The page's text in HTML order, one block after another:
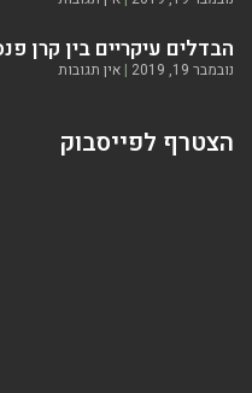
הבדלים עיקריים בין קרן
נובמבר 19, 2019 אין תגובות
הצטרף לפייסבוק